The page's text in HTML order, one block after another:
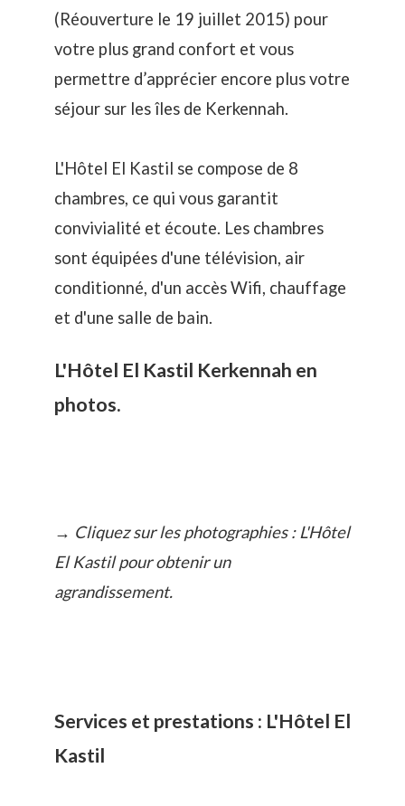
(Réouverture le 19 juillet 2015) pour
votre plus grand confort et vous
permettre d’apprécier encore plus votre
séjour sur les îles de Kerkennah.
L'Hôtel El Kastil se compose de 8
chambres, ce qui vous garantit
convivialité et écoute. Les chambres
sont équipées d'une télévision, air
conditionné, d'un accès Wifi, chauffage
et d'une salle de bain.
L'Hôtel El Kastil Kerkennah en
photos.
→ Cliquez sur les photographies : L'Hôtel
El Kastil pour obtenir un
agrandissement.
Services et prestations : L'Hôtel El
Kastil